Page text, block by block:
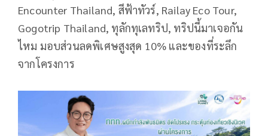
Encounter Thailand, สีฟ้าทัวร์, Railay Eco Tour,
Gogotrip Thailand, ทุลักทุเลทริป, ทริปนี้มาเจอกัน
ไหม มอบส่วนลดพิเศษสูงสุด 10% และของที่ระลึก
จากโครงการ